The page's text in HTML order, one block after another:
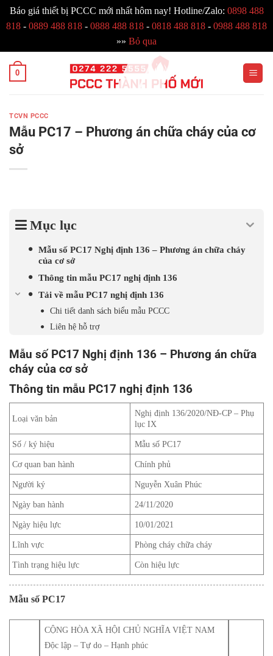
Báo giá thiết bị PCCC mới nhất hôm nay! Hotline/Zalo: 0898 488
818 - 0889 488 818 - 0888 488 818 - 0818 488 818 - 0988 488 818
»» Bỏ qua
0
TCVN PCCC
Mẫu PC17 – Phương án chữa cháy của cơ
sở
Mục lục
Mẫu số PC17 Nghị định 136 – Phương án chữa cháy
của cơ sở
Thông tin mẫu PC17 nghị định 136
Tải về mẫu PC17 nghị định 136
Chi tiết danh sách biểu mẫu PCCC
Liên hệ hỗ trợ
Mẫu số PC17 Nghị định 136 – Phương án chữa
cháy của cơ sở
Thông tin mẫu PC17 nghị định 136
Loại văn bản
Nghị định 136/2020/NĐ-CP – Phụ
lục IX
Số / ký hiệu Mẫu số PC17
Cơ quan ban hành Chính phủ
Người ký Nguyễn Xuân Phúc
Ngày ban hành 24/11/2020
Ngày hiệu lực 10/01/2021
Lĩnh vực Phòng cháy chữa cháy
Tình trạng hiệu lực Còn hiệu lực
Mẫu số PC17
CỘNG HÒA XÃ HỘI CHỦ NGHĨA VIỆT NAM
Độc lập – Tự do – Hạnh phúc